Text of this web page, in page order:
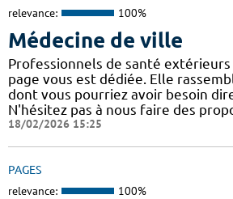
relevance: 100%
Médecine de ville
Professionnels de santé extérieurs
page vous est dédiée. Elle
dont vous pourriez avoir besoin
N'hésitez pas à nous faire des
18/02/2026 15:25
PAGES
relevance: 100%